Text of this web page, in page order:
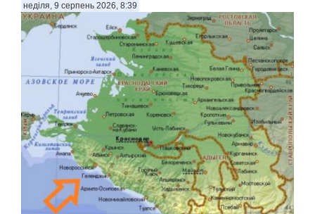
неділя, 9 серпень 2026, 8:39